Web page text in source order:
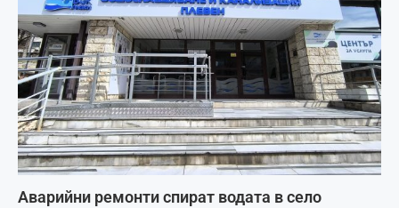
Аварийни ремонти спират водата в село